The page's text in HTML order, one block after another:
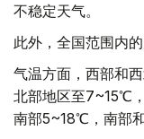
不稳定天气。
此外，全国范围内
气温方面，西部和
北部地区至7~15℃
南部5~18℃，南部